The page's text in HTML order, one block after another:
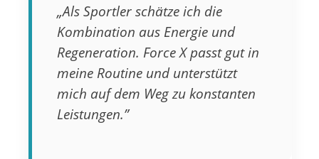
„Als Sportler schätze ich die
Kombination aus Energie und
Regeneration. Force X passt gut in
meine Routine und unterstützt
mich auf dem Weg zu konstanten
Leistungen.”